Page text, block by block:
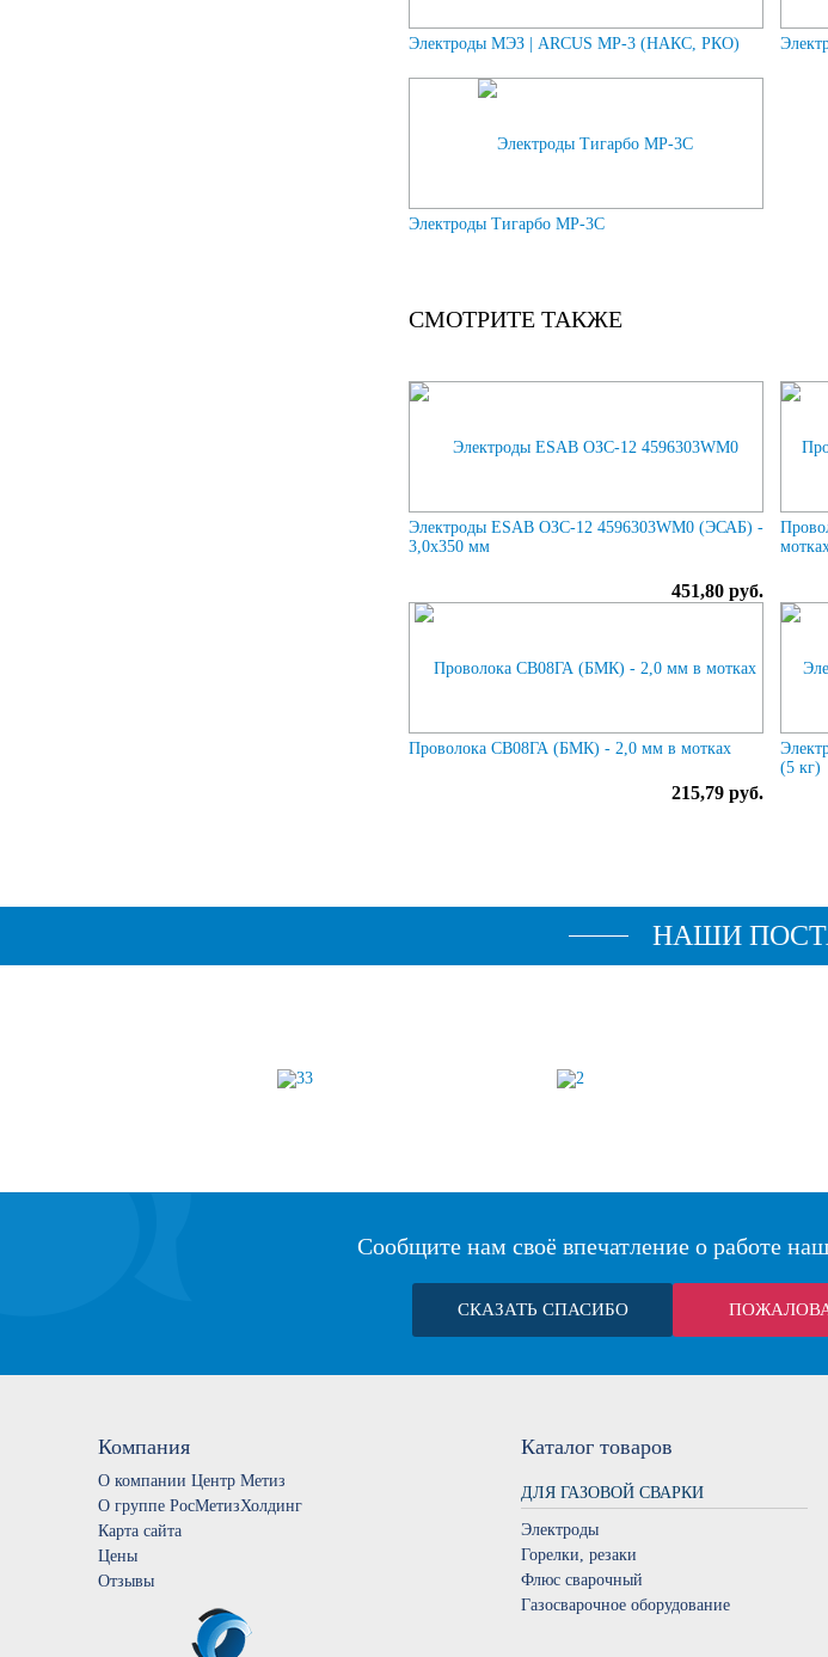
Электроды МЭЗ | ARCUS МР-3 (НАКС, РКО)
Электроды Тигарбо МР-3С
СМОТРИТЕ ТАКЖЕ
Электроды ESAB ОЗС-12 4596303WM0 (ЭСАБ) -
3,0х350 мм
451,80 руб.
Проволока СВ08ГА (БМК) - 2,0 мм в мотках
215,79 руб.
(5 кг)
НАШИ
Сообщите нам своё впечатление о работе
СКАЗАТЬ СПАСИБО
Компания
О компании Центр Метиз
О группе РосМетизХолдинг
Карта сайта
Цены
Отзывы
Каталог товаров
ДЛЯ ГАЗОВОЙ СВАРКИ
Электроды
Горелки, резаки
Флюс сварочный
Газосварочное оборудование